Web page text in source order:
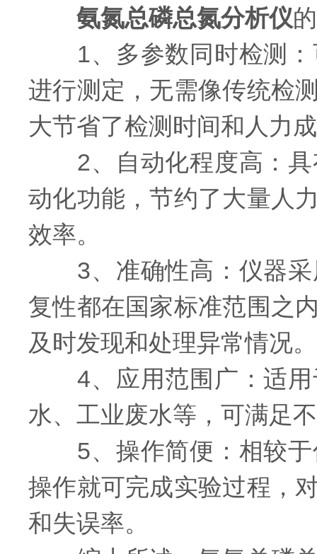
氨氮总磷总氮分析仪
1、多参数同时检测：
进行测定，无需像传统检
大节省了检测时间和人力
2、自动化程度高：具
动化功能，节约了大量人
效率。
3、准确性高：仪器采
复性都在国家标准范围之
及时发现和处理异常情况。
4、应用范围广：适用
水、工业废水等，可满足
5、操作简便：相较于
操作就可完成实验过程，
和失误率。